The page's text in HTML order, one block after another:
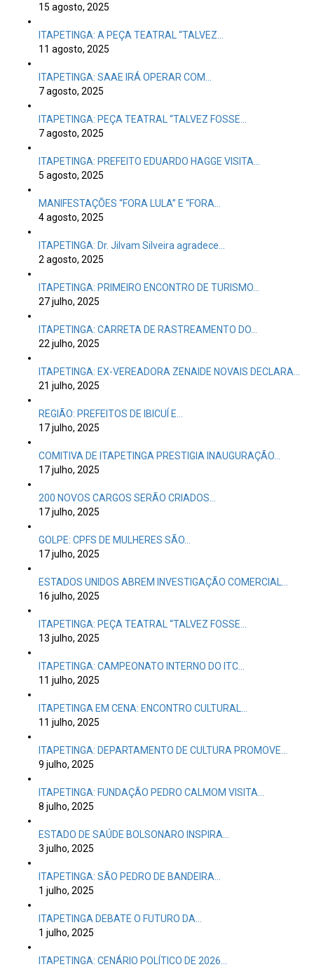
15 agosto, 2025
ITAPETINGA: A PEÇA TEATRAL “TALVEZ…
11 agosto, 2025
ITAPETINGA: SAAE IRÁ OPERAR COM…
7 agosto, 2025
ITAPETINGA: PEÇA TEATRAL “TALVEZ FOSSE…
7 agosto, 2025
ITAPETINGA: PREFEITO EDUARDO HAGGE VISITA…
5 agosto, 2025
MANIFESTAÇÕES “FORA LULA” E “FORA…
4 agosto, 2025
ITAPETINGA: Dr. Jilvam Silveira agradece…
2 agosto, 2025
ITAPETINGA: PRIMEIRO ENCONTRO DE TURISMO…
27 julho, 2025
ITAPETINGA: CARRETA DE RASTREAMENTO DO…
22 julho, 2025
ITAPETINGA: EX-VEREADORA ZENAIDE NOVAIS DECLARA…
21 julho, 2025
REGIÃO: PREFEITOS DE IBICUÍ E…
17 julho, 2025
COMITIVA DE ITAPETINGA PRESTIGIA INAUGURAÇÃO…
17 julho, 2025
200 NOVOS CARGOS SERÃO CRIADOS…
17 julho, 2025
GOLPE: CPFS DE MULHERES SÃO…
17 julho, 2025
ESTADOS UNIDOS ABREM INVESTIGAÇÃO COMERCIAL…
16 julho, 2025
ITAPETINGA: PEÇA TEATRAL “TALVEZ FOSSE…
13 julho, 2025
ITAPETINGA: CAMPEONATO INTERNO DO ITC…
11 julho, 2025
ITAPETINGA EM CENA: ENCONTRO CULTURAL…
11 julho, 2025
ITAPETINGA: DEPARTAMENTO DE CULTURA PROMOVE…
9 julho, 2025
ITAPETINGA: FUNDAÇÃO PEDRO CALMOM VISITA…
8 julho, 2025
ESTADO DE SAÚDE BOLSONARO INSPIRA…
3 julho, 2025
ITAPETINGA: SÃO PEDRO DE BANDEIRA…
1 julho, 2025
ITAPETINGA DEBATE O FUTURO DA…
1 julho, 2025
ITAPETINGA: CENÁRIO POLÍTICO DE 2026…